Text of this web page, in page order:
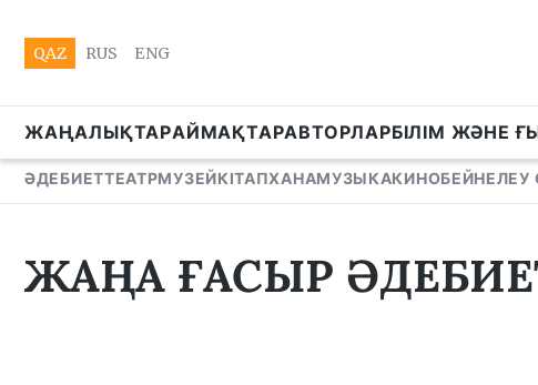
QAZ RUS ENG
ЖАҢАЛЫҚТАРАЙМАҚТАРАВТОРЛАРБІЛІМ ЖӘНЕ
ӘДЕБИЕТТЕАТРМУЗЕЙКІТАПХАНАМУЗЫКАКИНОБЕЙНЕЛЕУ
ЖАҢА ҒАСЫР